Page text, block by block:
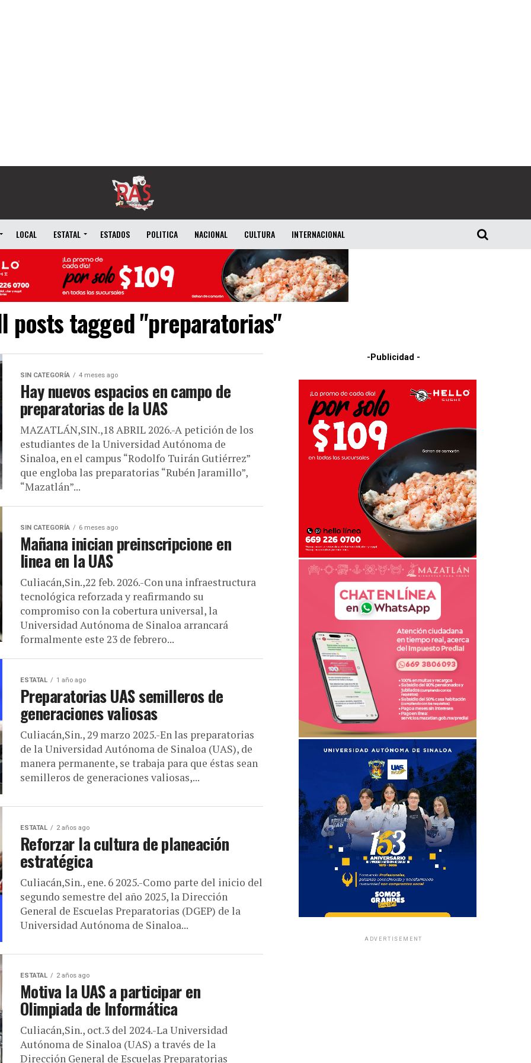
LOCAL ESTATAL ESTADOS POLITICA NACIONAL CULTURA INTERNACIONAL
posts tagged "preparatorias"
SIN CATEGORÍA 4 meses ago
Hay nuevos espacios en campo de
preparatorias de la UAS
MAZATLÁN,SIN.,18 ABRIL 2026.-A petición de los
estudiantes de la Universidad Autónoma de
Sinaloa, en el campus “Rodolfo Tuirán Gutiérrez”
que engloba las preparatorias “Rubén Jaramillo”,
“Mazatlán”...
SIN CATEGORÍA 6 meses ago
Mañana inician preinscripcione en
linea en la UAS
Culiacán,Sin.,22 feb. 2026.-Con una infraestructura
tecnológica reforzada y reafirmando su
compromiso con la cobertura universal, la
Universidad Autónoma de Sinaloa arrancará
formalmente este 23 de febrero...
ESTATAL 1 año ago
Preparatorias UAS semilleros de
generaciones valiosas
Culiacán,Sin., 29 marzo 2025.-En las preparatorias
de la Universidad Autónoma de Sinaloa (UAS), de
manera permanente, se trabaja para que éstas sean
semilleros de generaciones valiosas,...
ESTATAL 2 años ago
Reforzar la cultura de planeación
estratégica
Culiacán,Sin., ene. 6 2025.-Como parte del inicio del
segundo semestre del año 2025, la Dirección
General de Escuelas Preparatorias (DGEP) de la
Universidad Autónoma de Sinaloa...
ESTATAL 2 años ago
Motiva la UAS a participar en
Olimpiada de Informática
Culiacán,Sin., oct.3 del 2024.-La Universidad
Autónoma de Sinaloa (UAS) a través de la
Dirección General de Escuelas Preparatorias
-Publicidad -
ADVERTISEMENT